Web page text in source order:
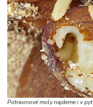
Potravinové moly najdeme i v